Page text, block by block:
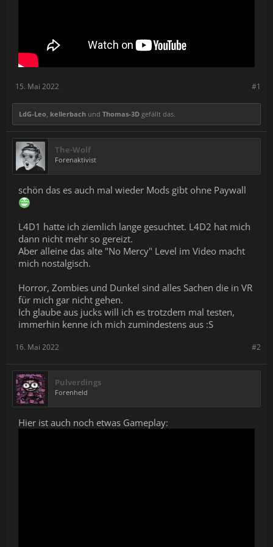
#1
15. Mai 2022
LdG-Leo, kellerbach und Thomas-3D gefällt das.
The-Wolf
Forenaktivist
schön das es auch mal wieder Mods gibt ohne Paywall
L4D1 hatte ich ziemlich lange gesuchtet. L4D2 hat mich
dann nicht mehr so gereizt.
Aber alleine das alte "No Mercy" Level im Video macht
mich nostalgisch.
Horror, Zombies und Dunkel sind alles Sachen die in VR
für mich gar nicht gehen.
Ich glaube aus jucks will ich es trotzdem mal testen,
immerhin kenne ich mich zumindestens aus :S
#2
16. Mai 2022
Pulverdings
Forenheld
Hier ist auch noch etwas Gameplay: